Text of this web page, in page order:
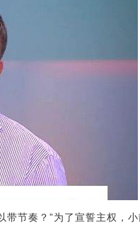
节奏？”为了宣誓主权，